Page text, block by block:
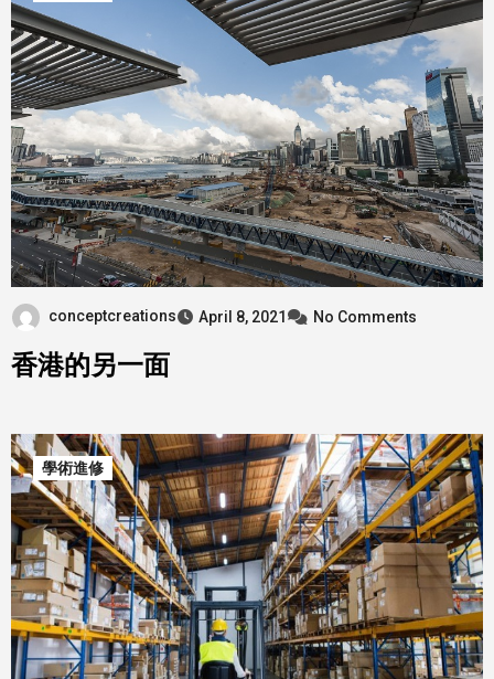
conceptcreations April 8, 2021 No Comments
香港的另一面
學術進修